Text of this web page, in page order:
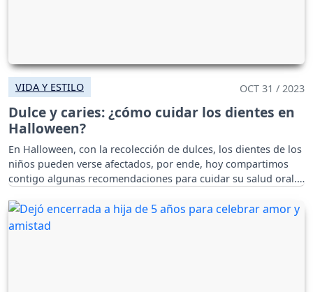
VIDA Y ESTILO OCT 31 / 2023
Dulce y caries: ¿cómo cuidar los dientes en
Halloween?
En Halloween, con la recolección de dulces, los dientes de los
niños pueden verse afectados, por ende, hoy compartimos
contigo algunas recomendaciones para cuidar su salud oral.